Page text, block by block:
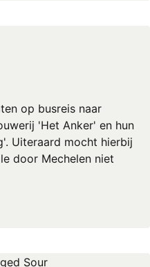
op busreis naar
'Het Anker' en hun
Uiteraard mocht hierbij
door Mechelen niet